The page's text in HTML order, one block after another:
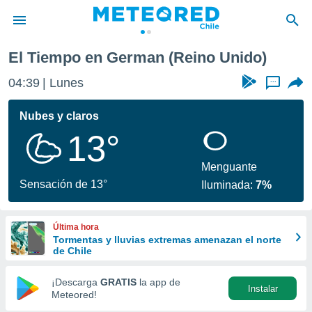
de
por
se
calidad.
a este
las
y
forma
digital
basada
El Tiempo en German (Reino Unido)
04:39 Lunes ...
Nubes y claros
13°
Sensación de 13°
Menguante
Iluminada:7%
Última hora
Tormentas y lluvias extremas amenazan el norte
de Chile
¡Descarga GRATIS la app de
Meteored!
Instalar